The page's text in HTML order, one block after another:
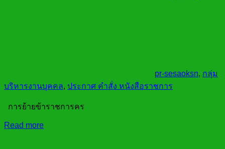
pr-sesaoksn, กลุ่ม
บริหารงานบุคคล, ประกาศ คำสั่ง หนังสือราชการ
การย้ายข้าราชการคร
Read more